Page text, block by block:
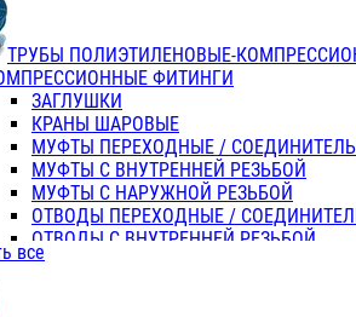
Отвертки
инвентарь
ИНСТРУМЕНТ OASIS
ТРУБЫ ПОЛИЭТИЛЕНОВЫЕ-
ФИТИНГИ
ЗАГЛУШКИ
КРАНЫ ШАРОВЫЕ
МУФТЫ ПЕРЕХОДНЫЕ /
МУФТЫ С ВНУТРЕННЕЙ РЕЗЬБОЙ
МУФТЫ С НАРУЖНОЙ РЕЗЬБОЙ
ОТВОДЫ ПЕРЕХОДНЫЕ /
ОТВОДЫ С ВНУТРЕННЕЙ РЕЗЬБОЙ
ОТВОДЫ С НАРУЖНОЙ РЕЗЬБОЙ
все